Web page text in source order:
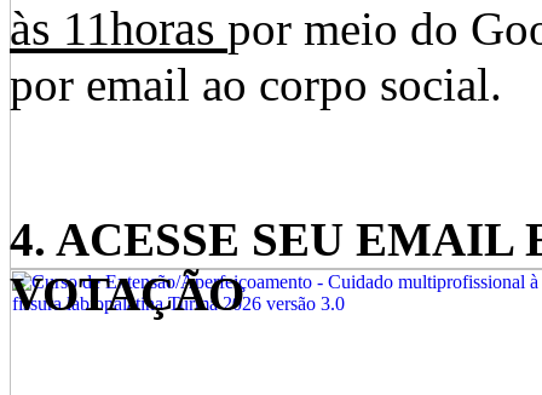
às 11horas por meio do
por email ao corpo social.
4. ACESSE SEU EMAIL
VOTAÇÃO